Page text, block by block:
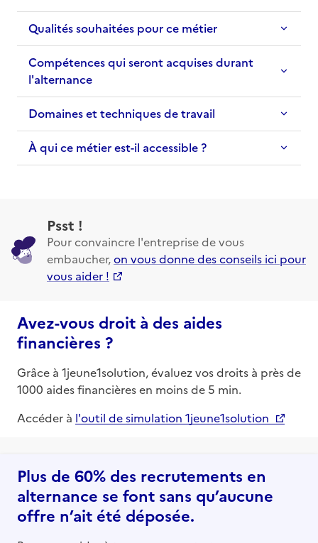
Qualités souhaitées pour ce métier
Compétences qui seront acquises durant
l'alternance
Domaines et techniques de travail
À qui ce métier est-il accessible ?
Psst !
Pour convaincre l'entreprise de vous
embaucher,on vous donne des conseils ici pour
vous aider !
Avez-vous droit à des aides
financières ?
Grâce à 1jeune1solution, évaluez vos droits à près de
1000 aides financières en moins de 5 min.
Accéder à l'outil de simulation 1jeune1solution
Plus de 60% des recrutements en
alternance se font sans qu’aucune
offre n’ait été déposée.